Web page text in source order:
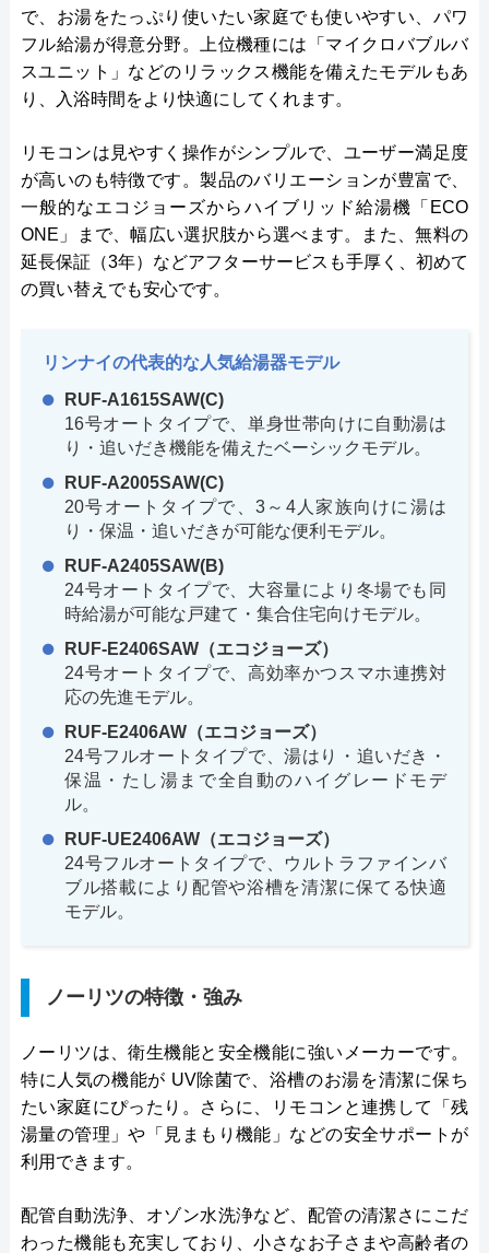
で、お湯をたっぷり使いたい家庭でも使いやすい、パワ
フル給湯が得意分野。上位機種には「マイクロバブルバ
スユニット」などのリラックス機能を備えたモデルもあ
り、入浴時間をより快適にしてくれます。
リモコンは見やすく操作がシンプルで、ユーザー満足度
が高いのも特徴です。製品のバリエーションが豊富で、
一般的なエコジョーズからハイブリッド給湯機「ECO
ONE」まで、幅広い選択肢から選べます。また、無料の
延長保証（3年）などアフターサービスも手厚く、初めて
の買い替えでも安心です。
リンナイの代表的な人気給湯器モデル
RUF-A1615SAW(C)
16号オートタイプで、単身世帯向けに自動湯は
り・追いだき機能を備えたベーシックモデル。
RUF-A2005SAW(C)
20号オートタイプで、3～4人家族向けに湯は
り・保温・追いだきが可能な便利モデル。
RUF-A2405SAW(B)
24号オートタイプで、大容量により冬場でも同
時給湯が可能な戸建て・集合住宅向けモデル。
RUF-E2406SAW（エコジョーズ）
24号オートタイプで、高効率かつスマホ連携対
応の先進モデル。
RUF-E2406AW（エコジョーズ）
24号フルオートタイプで、湯はり・追いだき・
保温・たし湯まで全自動のハイグレードモデ
ル。
RUF-UE2406AW（エコジョーズ）
24号フルオートタイプで、ウルトラファインバ
ブル搭載により配管や浴槽を清潔に保てる快適
モデル。
ノーリツの特徴・強み
ノーリツは、衛生機能と安全機能に強いメーカーです。
特に人気の機能が UV除菌で、浴槽のお湯を清潔に保ち
たい家庭にぴったり。さらに、リモコンと連携して「残
湯量の管理」や「見まもり機能」などの安全サポートが
利用できます。
配管自動洗浄、オゾン水洗浄など、配管の清潔さにこだ
わった機能も充実しており、小さなお子さまや高齢者の